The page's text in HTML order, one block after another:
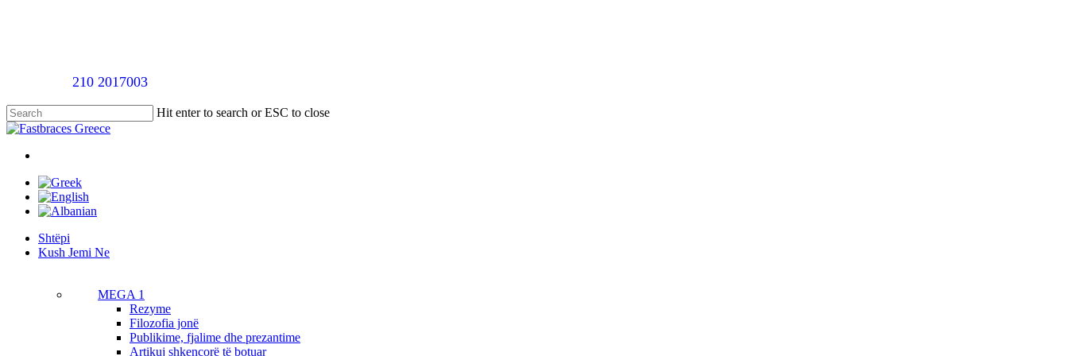
210 2017003
Hit enter to search or ESC to close
Close
Menu
Menu
Shtëpi
Kush Jemi Ne
MEGA 1
Rezyme
Filozofia jonë
Publikime, fjalime dhe prezantime
Artikuj shkencorë të botuar